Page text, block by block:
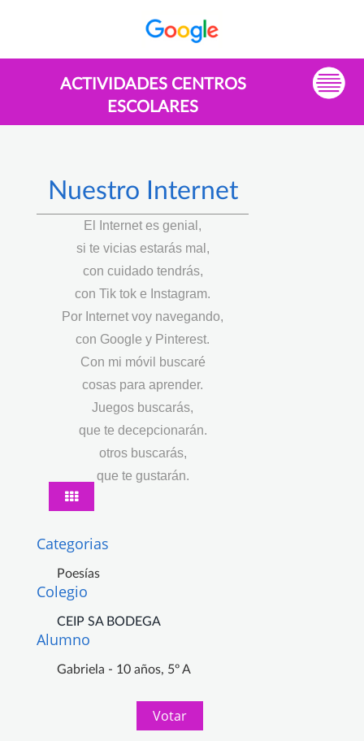
ACTIVIDADES CENTROS
ESCOLARES
Nuestro Internet
El Internet es genial,
si te vicias estarás mal,
con cuidado tendrás,
con Tik tok e Instagram.
Por Internet voy navegando,
con Google y Pinterest.
Con mi móvil buscaré
cosas para aprender.
Juegos buscarás,
que te decepcionarán.
otros buscarás,
que te gustarán.
Categorias
Poesías
Colegio
CEIP SA BODEGA
Alumno
Gabriela - 10 años, 5º A
Votar